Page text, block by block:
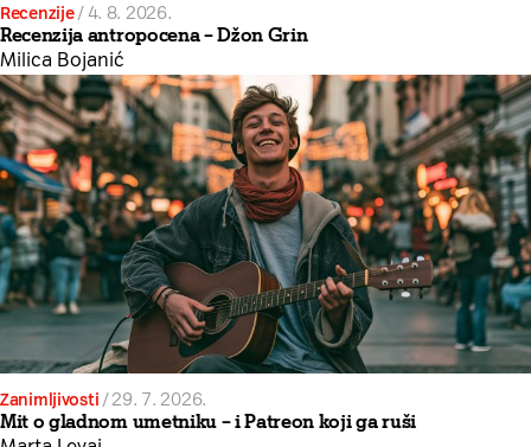
Recenzije/4. 8. 2026.
Recenzija antropocena – Džon Grin
Milica Bojanić
Zanimljivosti /29. 7. 2026.
Mit o gladnom umetniku – i Patreon koji ga ruši